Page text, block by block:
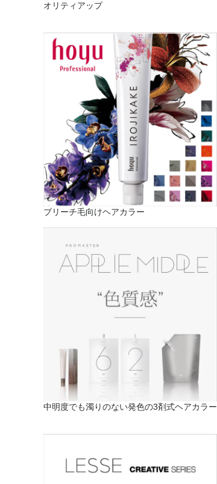
オリティアップ
ブリーチ毛向けヘアカラー
中明度でも濁りのない発色の3剤式ヘアカラー